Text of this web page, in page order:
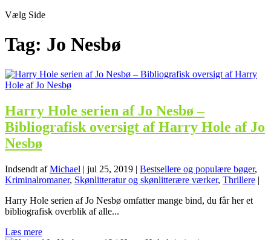
Vælg Side
Tag: Jo Nesbø
Harry Hole serien af Jo Nesbø –
Bibliografisk oversigt af Harry Hole af Jo
Nesbø
Indsendt afMichael | jul 25, 2019 | Bestsellere og populære bøger,
Kriminalromaner, Skønlitteratur og skønlitterære værker, Thrillere |
Harry Hole serien af Jo Nesbø omfatter mange bind, du får her et
bibliografisk overblik af alle...
Læs mere